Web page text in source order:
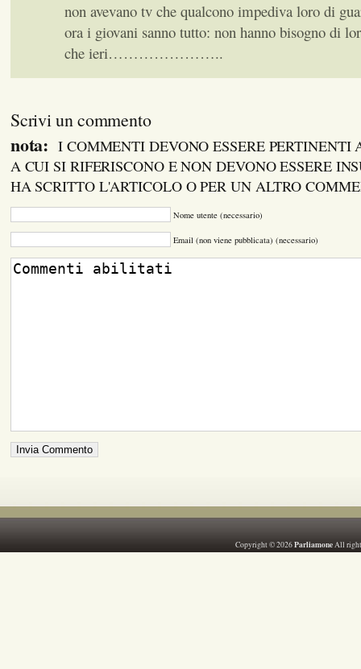
non avevano tv che qualcono impediva loro di
ora i giovani sanno tutto: non hanno bisogno di
che ieri…………………..
Scrivi un commento
nota:I COMMENTI DEVONO ESSERE PERTINENTI
A CUI SI RIFERISCONO E NON DEVONO ESSERE
HA SCRITTO L'ARTICOLO O PER UN ALTRO
Nome utente (necessario)
Email (non viene pubblicata) (necessario)
Copyright © 2026ParliamoneAll